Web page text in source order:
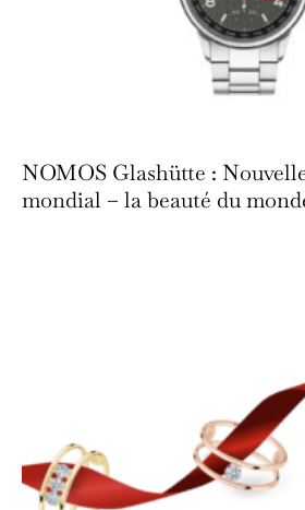
NOMOS Glashütte :
mondial – la beauté du